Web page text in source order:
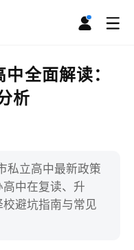
全面解读：
析
私立高中最新政策
中在复读、升
避坑指南与常见